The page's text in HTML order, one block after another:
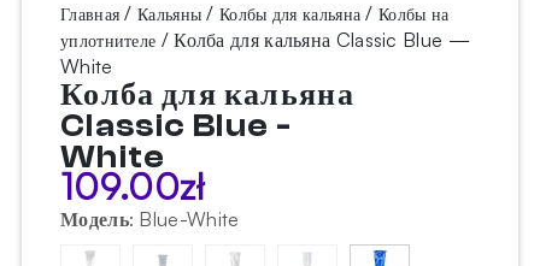
Главная /Кальяны /Колбы для кальяна /Колбы на
уплотнителе / Колба для кальяна Classic Blue —
White
Колба для кальяна
Classic Blue -
White
109.00zł
Модель: Blue-White